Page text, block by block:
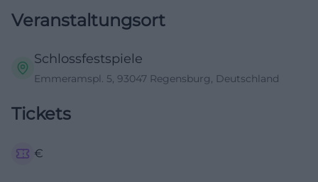
Veranstaltungsort
Schlossfestspiele
Emmeramspl. 5, 93047 Regensburg, Deutschland
Tickets
€